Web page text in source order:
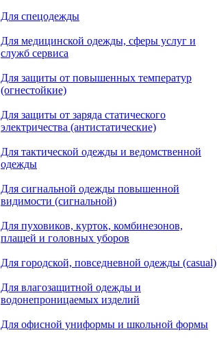
Для спецодежды
Для медицинской одежды, сферы услуг и
служб сервиса
Для защиты от повышенных температур
(огнестойкие)
Для защиты от заряда статического
электричества (антистатические)
Для тактической одежды и ведомственной
одежды
Для сигнальной одежды повышенной
видимости (сигнальной)
Для пуховиков, курток, комбинезонов,
плащей и головных уборов
Для городской, повседневной одежды (casual)
Для влагозащитной одежды и
водонепроницаемых изделий
Для офисной униформы и школьной формы